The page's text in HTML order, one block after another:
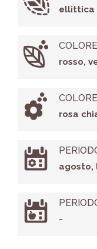
ellittica
rosso,
rosa
agosto,
-